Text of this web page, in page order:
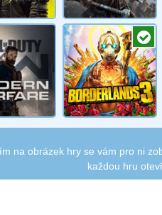
na obrázek hry se vám pro ni
každou hru